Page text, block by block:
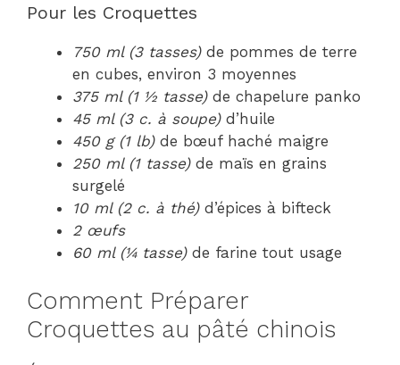
Pour les Croquettes
750 ml (3 tasses)de pommes de terre
en cubes, environ 3 moyennes
375 ml (1 ½ tasse)de chapelure panko
45 ml (3 c. à soupe)d’huile
450 g (1 lb)de bœuf haché maigre
250 ml (1 tasse)de maïs en grains
surgelé
10 ml (2 c. à thé)d’épices à bifteck
2 œufs
60 ml (¼ tasse)de farine tout usage
Comment Préparer
Croquettes au pâté chinois